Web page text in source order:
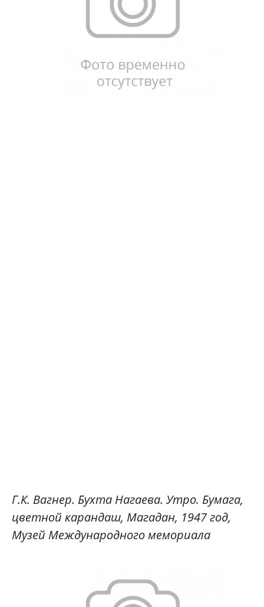
Г.К. Вагнер. Бухта Нагаева. Утро. Бумага,
цветной карандаш, Магадан, 1947 год,
Музей Международного мемориала